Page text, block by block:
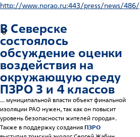
http://www.norao.ru:443/press/news/486/
8
В Северске
состоялось
обсуждение оценки
воздействия на
окружающую среду
ПЗРО3 и 4 классов
... муниципальной власти объект финальной
изоляции РАО нужен, так как он повысит
уровень безопасности жителей города».
Также в поддержку созданияПЗРО